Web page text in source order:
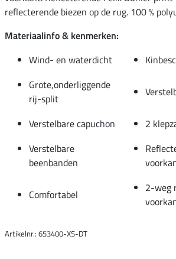
reflecterende biezen op de rug. 100 %
Materiaalinfo & kenmerken:
Wind- en waterdicht
Grote,onderliggende
rij-split
Verstelbare capuchon
2
Verstelbare
beenbanden
Comfortabel
2-weg
Artikelnr.: 653400-XS-DT